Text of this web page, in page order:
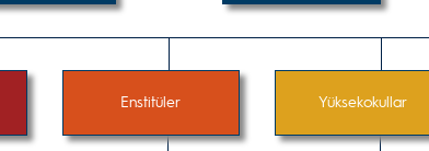
Enstitüler Yüksekokullar